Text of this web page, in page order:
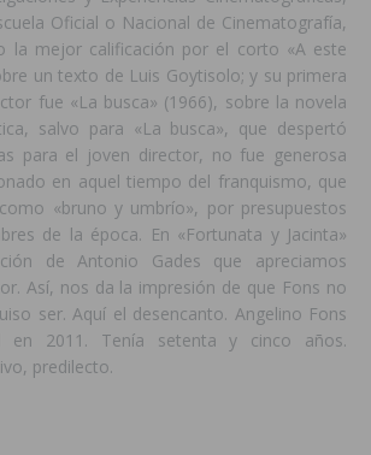
Oficial o Nacional de Cinematografía,
la mejor calificación por el corto «A este
un texto de Luis Goytisolo; y su primera
fue «La busca» (1966), sobre la novela
salvo para «La busca», que despertó
para el joven director, no fue generosa
en aquel tiempo del franquismo, que
«bruno y umbrío», por presupuestos
de la época. En «Fortunata y Jacinta»
de Antonio Gades que apreciamos
Así, nos da la impresión de que Fons no
ser. Aquí el desencanto. Angelino Fons
en 2011. Tenía setenta y cinco años.
predilecto.